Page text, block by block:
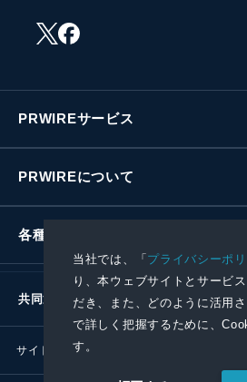
当社では、「プライバシーポ
り、本ウェブサイトとサービ
だき、また、どのように活用
で詳しく把握するために、
す。
PRWIREサービス
PRWIREについて
各種お問い合わせ
共同通信社グループ
サイトポリシー